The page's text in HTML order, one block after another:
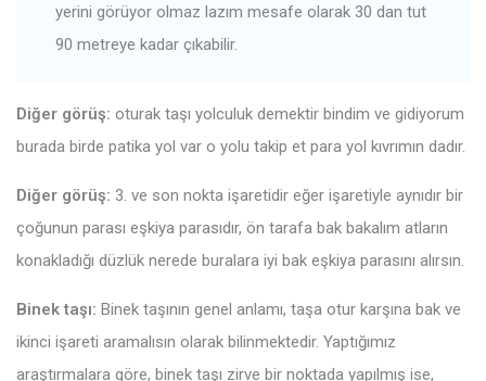
yerini görüyor olmaz lazım mesafe olarak 30 dan tut
90 metreye kadar çıkabilir.
Diğer görüş: oturak taşı yolculuk demektir bindim ve gidiyorum
burada birde patika yol var o yolu takip et para yol kıvrımın dadır.
Diğer görüş: 3. ve son nokta işaretidir eğer işaretiyle aynıdır bir
çoğunun parası eşkiya parasıdır, ön tarafa bak bakalım atların
konakladığı düzlük nerede buralara iyi bak eşkiya parasını alırsın.
Binek taşı: Binek taşının genel anlamı, taşa otur karşına bak ve
ikinci işareti aramalısın olarak bilinmektedir. Yaptığımız
araştırmalara göre, binek taşı zirve bir noktada yapılmış ise,